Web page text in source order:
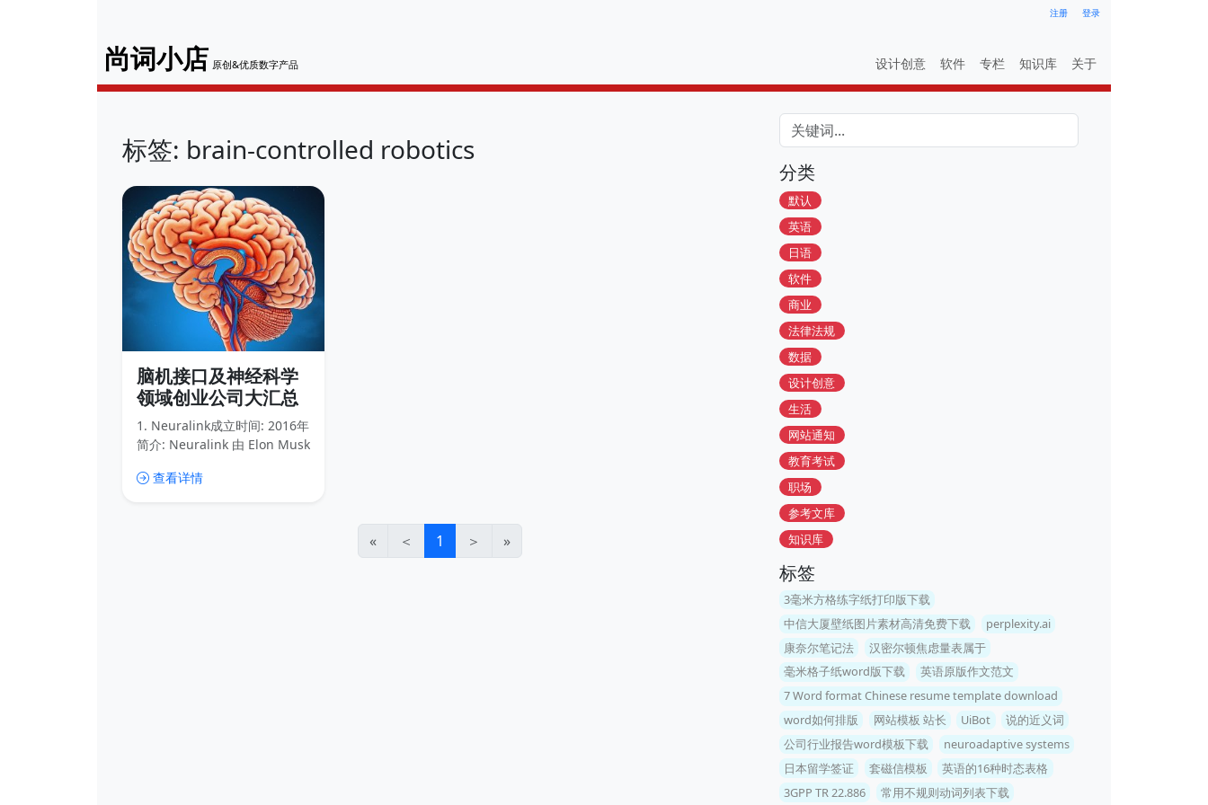
注册 登录
尚词小店 原创&优质数字产品 设计创意 软件 专栏 知识库 关于
标签: brain-controlled robotics
脑机接口及神经科学
领域创业公司大汇总
1. Neuralink成立时间: 2016年
简介: Neuralink 由 Elon Musk
术。公司致力于通过植入式设
查看详情
« ＜ 1 ＞ »
分类
默认
英语
日语
软件
商业
法律法规
数据
设计创意
生活
网站通知
教育考试
职场
参考文库
知识库
标签
3毫米方格练字纸打印版下载
中信大厦壁纸图片素材高清免费下载
perplexity.ai
康奈尔笔记法
汉密尔顿焦虑量表属于
毫米格子纸word版下载
英语原版作文范文
7 Word format Chinese resume template download
word如何排版
网站模板 站长 UiBot
说的近义词
公司行业报告word模板下载
neuroadaptive systems
日本留学签证
套磁信模板
英语的16种时态表格
3GPP TR 22.886
常用不规则动词列表下载